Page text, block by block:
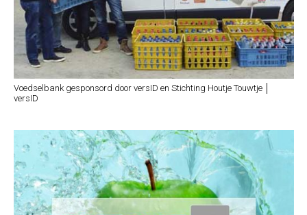
Voedselbank gesponsord door versID en Stichting Houtje Touwtje │
versID